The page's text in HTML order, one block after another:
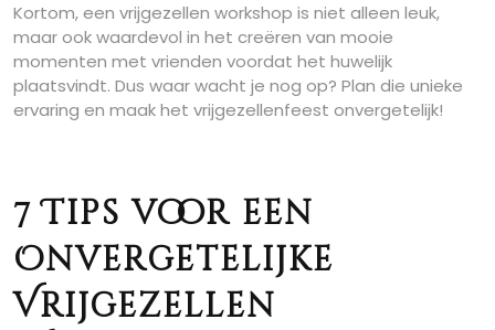
Kortom, een vrijgezellen workshop is niet alleen leuk,
maar ook waardevol in het creëren van mooie
momenten met vrienden voordat het huwelijk
plaatsvindt. Dus waar wacht je nog op? Plan die unieke
ervaring en maak het vrijgezellenfeest onvergetelijk!
7 Tips voor een
Onvergetelijke
Vrijgezellen